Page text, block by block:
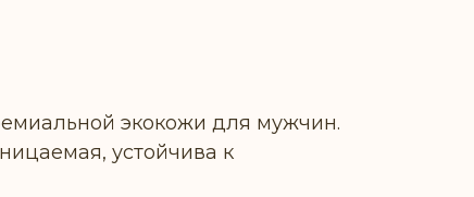
экокожи для мужчин.
устойчива к